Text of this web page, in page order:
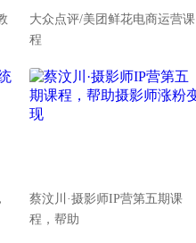
大众点评/美团鲜花电商运营课
程
蔡汶川·摄影师IP营第五期课
程，帮助